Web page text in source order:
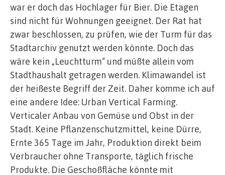
war er doch das Hochlager für Bier. Die Etagen
sind nicht für Wohnungen geeignet. Der Rat hat
zwar beschlossen, zu prüfen, wie der Turm für das
Stadtarchiv genutzt werden könnte. Doch das
wäre kein „Leuchtturm“ und müßte allein vom
Stadthaushalt getragen werden. Klimawandel ist
der heißeste Begriff der Zeit. Daher komme ich auf
eine andere Idee: Urban Vertical Farming.
Verticaler Anbau von Gemüse und Obst in der
Stadt. Keine Pflanzenschutzmittel, keine Dürre,
Ernte 365 Tage im Jahr, Produktion direkt beim
Verbraucher ohne Transporte, täglich frische
Produkte. Die Geschoßfläche könnte mit